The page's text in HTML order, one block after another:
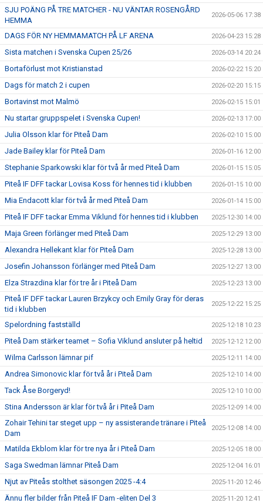
SJU POÄNG PÅ TRE MATCHER - NU VÄNTAR ROSENGÅRD
HEMMA
2026-05-06 17:38
DAGS FÖR NY HEMMAMATCH PÅ LF ARENA 2026-04-23 15:28
Sista matchen i Svenska Cupen 25/26 2026-03-14 20:24
Bortaförlust mot Kristianstad 2026-02-22 15:20
Dags för match 2 i cupen 2026-02-20 15:15
Bortavinst mot Malmö 2026-02-15 15:01
Nu startar gruppspelet i Svenska Cupen! 2026-02-13 17:00
Julia Olsson klar för Piteå Dam 2026-02-10 15:00
Jade Bailey klar för Piteå Dam 2026-01-16 12:00
Stephanie Sparkowski klar för två år med Piteå Dam 2026-01-15 15:05
Piteå IF DFF tackar Lovisa Koss för hennes tid i klubben 2026-01-15 10:00
Mia Endacott klar för två år med Piteå Dam 2026-01-14 15:00
Piteå IF DFF tackar Emma Viklund för hennes tid i klubben 2025-12-30 14:00
Maja Green förlänger med Piteå Dam 2025-12-29 13:00
Alexandra Hellekant klar för Piteå Dam 2025-12-28 13:00
Josefin Johansson förlänger med Piteå Dam 2025-12-27 13:00
Elza Strazdina klar för tre år i Piteå Dam 2025-12-23 13:00
Piteå IF DFF tackar Lauren Brzykcy och Emily Gray för deras
tid i klubben
2025-12-22 15:25
Spelordning fastställd 2025-12-18 10:23
Piteå Dam stärker teamet – Sofia Viklund ansluter på heltid 2025-12-12 12:00
Wilma Carlsson lämnar pif 2025-12-11 14:00
Andrea Simonovic klar för två år i Piteå Dam 2025-12-10 14:00
Tack Åse Borgeryd! 2025-12-10 10:00
Stina Andersson är klar för två år i Piteå Dam 2025-12-09 14:00
Zohair Tehini tar steget upp – ny assisterande tränare i Piteå
Dam
2025-12-08 14:00
Matilda Ekblom klar för tre nya år i Piteå Dam 2025-12-05 18:00
Saga Swedman lämnar Piteå Dam 2025-12-04 16:01
Njut av Piteås stolthet säsongen 2025 -4:4 2025-11-20 12:46
Ännu fler bilder från Piteå IF Dam -eliten Del 3 2025-11-20 12:41